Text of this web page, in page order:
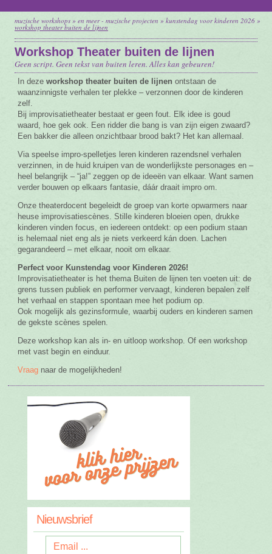
Vacature
Contact
muzische workshops » en meer - muzische projecten » kunstendag voor kinderen 2026 »
workshop theater buiten de lijnen
Workshop Theater buiten de lijnen
Geen script. Geen tekst van buiten leren. Alles kan gebeuren!
In deze workshop theater buiten de lijnen ontstaan de
waanzinnigste verhalen ter plekke – verzonnen door de kinderen
zelf.
Bij improvisatietheater bestaat er geen fout. Elk idee is goud
waard, hoe gek ook. Een ridder die bang is van zijn eigen zwaard?
Een bakker die alleen onzichtbaar brood bakt? Het kan allemaal.
Via speelse impro-spelletjes leren kinderen razendsnel verhalen
verzinnen, in de huid kruipen van de wonderlijkste personages en –
heel belangrijk – “ja!” zeggen op de ideeën van elkaar. Want samen
verder bouwen op elkaars fantasie, dáár draait impro om.
Onze theaterdocent begeleidt de groep van korte opwarmers naar
heuse improvisatiescènes. Stille kinderen bloeien open, drukke
kinderen vinden focus, en iedereen ontdekt: op een podium staan
is helemaal niet eng als je niets verkeerd kán doen. Lachen
gegarandeerd – met elkaar, nooit om elkaar.
Perfect voor Kunstendag voor Kinderen 2026!
Improvisatietheater is het thema Buiten de lijnen ten voeten uit: de
grens tussen publiek en performer vervaagt, kinderen bepalen zelf
het verhaal en stappen spontaan mee het podium op.
Ook mogelijk als gezinsformule, waarbij ouders en kinderen samen
de gekste scènes spelen.
Deze workshop kan als in- en uitloop workshop. Of een workshop
met vast begin en einduur.
Vraag naar de mogelijkheden!
Nieuwsbrief